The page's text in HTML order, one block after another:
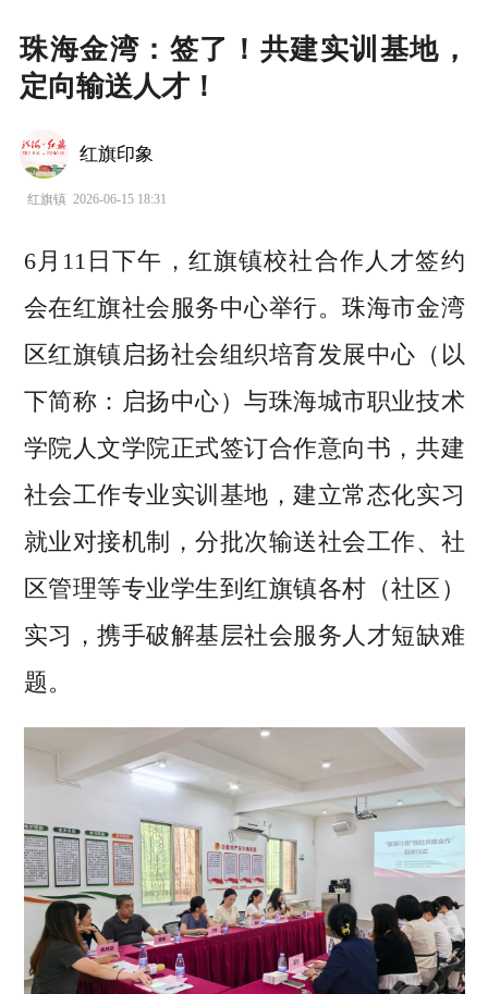
珠海金湾：签了！共建实训基地，
定向输送人才！
红旗印象
红旗镇 2026-06-15 18:31
6月11日下午，红旗镇校社合作人才签约
会在红旗社会服务中心举行。珠海市金湾
区红旗镇启扬社会组织培育发展中心（以
下简称：启扬中心）与珠海城市职业技术
学院人文学院正式签订合作意向书，共建
社会工作专业实训基地，建立常态化实习
就业对接机制，分批次输送社会工作、社
区管理等专业学生到红旗镇各村（社区）
实习，携手破解基层社会服务人才短缺难
题。